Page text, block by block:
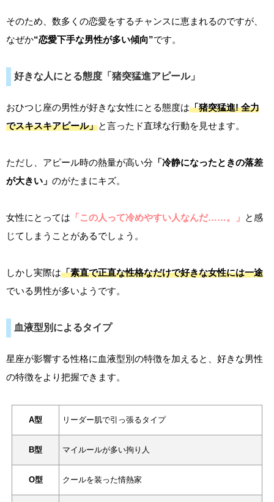
そのため、数多くの恋愛をするチャンスに恵まれるのですが、
なぜか“恋愛下手な男性が多い傾向”です。
好きな人にとる態度「猪突猛進アピール」
おひつじ座の男性が好きな女性にとる態度は「猪突猛進! 全力
でスキスキアピール」と言ったド直球な行動を見せます。
ただし、アピール時の熱量が高い分 「冷静になったときの落差
が大きい」 のがたまにキズ。
女性にとっては 「この人って冷めやすい人なんだ……。」 と感
じてしまうことがあるでしょう。
しかし実際は「素直で正直な性格なだけで好きな女性には一途
でいる男性が多いようです。
血液型別によるタイプ
星座が影響する性格に血液型別の特徴を加えると、好きな男性
の特徴をより把握できます。
A型 リーダー肌で引っ張るタイプ
B型 マイルールが多い拘り人
O型 クールを装った情熱家